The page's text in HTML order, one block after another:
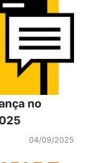
no
04/09/2025